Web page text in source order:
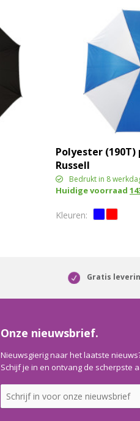
Polyester (190T)
Russell
Bedrukt in 8
Huidige voorraad
Gratis
Onze nieuwsbrief.
Nieuwsgierig naar het laatste
Schijf je in en ontvang de scherpste